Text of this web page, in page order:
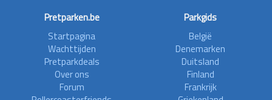
Pretparken.be
Startpagina
Wachttijden
Pretparkdeals
Over ons
Forum
Parkgids
België
Denemarken
Duitsland
Finland
Frankrijk